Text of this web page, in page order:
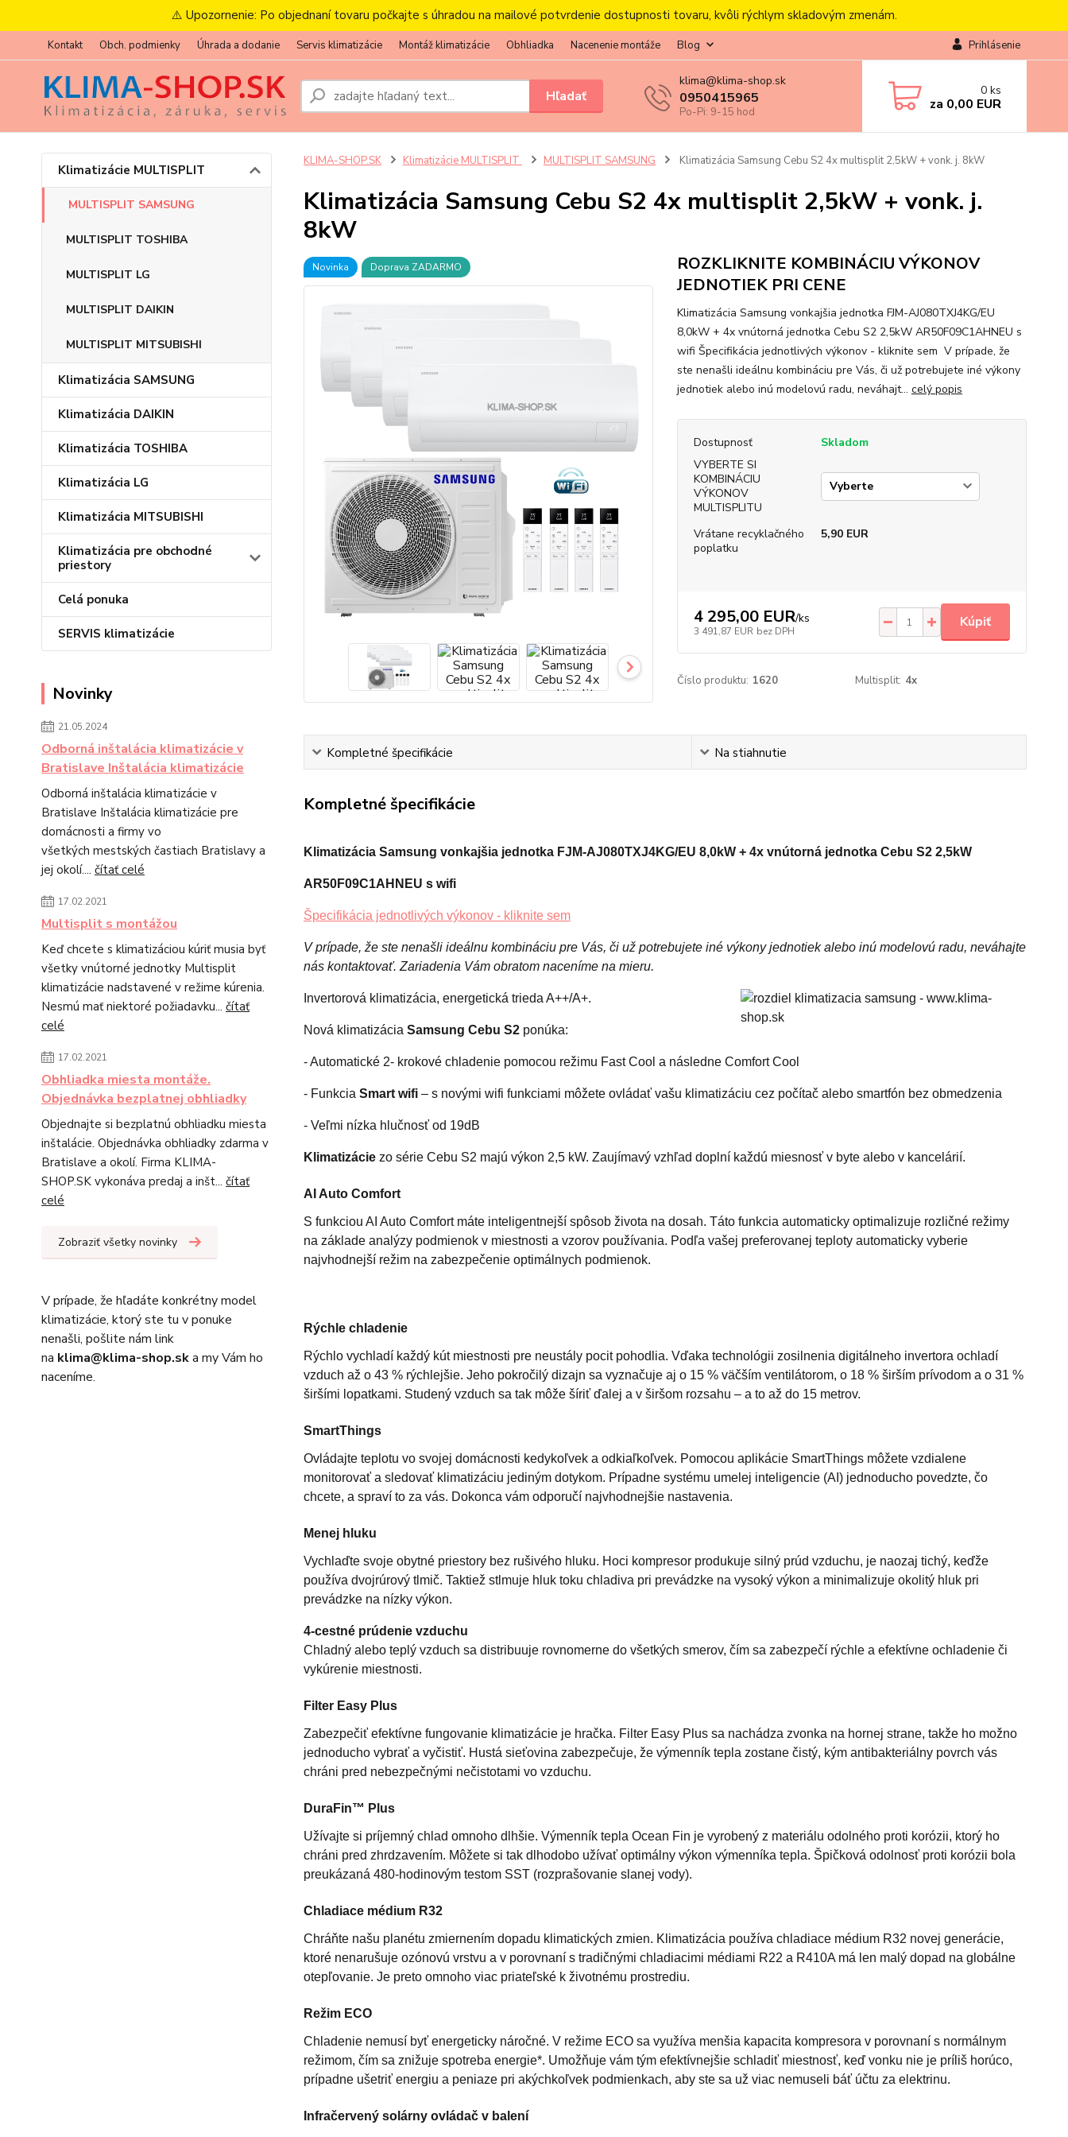
⚠️ Upozornenie: Po objednaní tovaru počkajte s úhradou na mailové potvrdenie dostupnosti tovaru, kvôli rýchlym skladovým zmenám.
Kontakt Obch. podmienky Úhrada a dodanie Servis klimatizácie Montáž klimatizácie Obhliadka Nacenenie montáže Blog Prihlásenie
Hľadať
klima@klima-shop.sk
0950415965
Po-Pi: 9-15 hod
0 ks
za 0,00 EUR
Klimatizácie MULTISPLIT
MULTISPLIT SAMSUNG
MULTISPLIT TOSHIBA
MULTISPLIT LG
MULTISPLIT DAIKIN
MULTISPLIT MITSUBISHI
Klimatizácia SAMSUNG
Klimatizácia DAIKIN
Klimatizácia TOSHIBA
Klimatizácia LG
Klimatizácia MITSUBISHI
Klimatizácia pre obchodné
priestory
Celá ponuka
SERVIS klimatizácie
Novinky
21.05.2024
Odborná inštalácia klimatizácie v
Bratislave Inštalácia klimatizácie
Odborná inštalácia klimatizácie v
Bratislave Inštalácia klimatizácie pre
domácnosti a firmy vo
všetkých mestských častiach Bratislavy a
jej okolí.... čítať celé
17.02.2021
Multisplit s montážou
Keď chcete s klimatizáciou kúriť musia byť
všetky vnútorné jednotky Multisplit
klimatizácie nadstavené v režime kúrenia.
Nesmú mať niektoré požiadavku... čítať
celé
17.02.2021
Obhliadka miesta montáže.
Objednávka bezplatnej obhliadky
Objednajte si bezplatnú obhliadku miesta
inštalácie. Objednávka obhliadky zdarma v
Bratislave a okolí. Firma KLIMA-
SHOP.SK vykonáva predaj a inšt... čítať
celé
Zobraziť všetky novinky
V prípade, že hľadáte konkrétny model
klimatizácie, ktorý ste tu v ponuke
nenašli, pošlite nám link
na klima@klima-shop.ska my Vám ho
naceníme.
KLIMA-SHOP.SK Klimatizácie MULTISPLIT MULTISPLIT SAMSUNG Klimatizácia Samsung Cebu S2 4x multisplit 2,5kW + vonk. j. 8kW
Klimatizácia Samsung Cebu S2 4x multisplit 2,5kW + vonk. j.
8kW
Novinka Doprava ZADARMO
ROZKLIKNITE KOMBINÁCIU VÝKONOV
JEDNOTIEK PRI CENE
Klimatizácia Samsung vonkajšia jednotka FJM-AJ080TXJ4KG/EU
8,0kW + 4x vnútorná jednotka Cebu S2 2,5kW AR50F09C1AHNEU s
wifi Špecifikácia jednotlivých výkonov - kliknite sem V prípade, že
ste nenašli ideálnu kombináciu pre Vás, či už potrebujete iné výkony
jednotiek alebo inú modelovú radu, neváhajt... celý popis
Dostupnosť
Skladom
VYBERTE SI
KOMBINÁCIU
VÝKONOV
MULTISPLITU
Vrátane recyklačného
poplatku
5,90 EUR
4 295,00 EUR/ks
3 491,87 EUR bez DPH
Kúpiť
Číslo produktu: 1620 Multisplit: 4x
Kompletné špecifikácie Na stiahnutie
Kompletné špecifikácie
Klimatizácia Samsung vonkajšia jednotka FJM-AJ080TXJ4KG/EU 8,0kW + 4x vnútorná jednotka Cebu S2 2,5kW
AR50F09C1AHNEU s wifi
Špecifikácia jednotlivých výkonov - kliknite sem
V prípade, že ste nenašli ideálnu kombináciu pre Vás, či už potrebujete iné výkony jednotiek alebo inú modelovú radu, neváhajte
nás kontaktovať. Zariadenia Vám obratom naceníme na mieru.
Invertorová klimatizácia, energetická trieda A++/A+.
Nová klimatizácia Samsung Cebu S2 ponúka:
- Automatické 2- krokové chladenie pomocou režimu Fast Cool a následne Comfort Cool
- Funkcia Smart wifi– s novými wifi funkciami môžete ovládať vašu klimatizáciu cez počítač alebo smartfón bez obmedzenia
- Veľmi nízka hlučnosť od 19dB
Klimatizácie zo série Cebu S2 majú výkon 2,5 kW. Zaujímavý vzhľad doplní každú miesnosť v byte alebo v kancelárií.
AI Auto Comfort
S funkciou AI Auto Comfort máte inteligentnejší spôsob života na dosah. Táto funkcia automaticky optimalizuje rozličné režimy
na základe analýzy podmienok v miestnosti a vzorov používania. Podľa vašej preferovanej teploty automaticky vyberie
najvhodnejší režim na zabezpečenie optimálnych podmienok.
Rýchle chladenie
Rýchlo vychladí každý kút miestnosti pre neustály pocit pohodlia. Vďaka technológii zosilnenia digitálneho invertora ochladí
vzduch až o 43 % rýchlejšie. Jeho pokročilý dizajn sa vyznačuje aj o 15 % väčším ventilátorom, o 18 % širším prívodom a o 31 %
širšími lopatkami. Studený vzduch sa tak môže šíriť ďalej a v širšom rozsahu – a to až do 15 metrov.
SmartThings
Ovládajte teplotu vo svojej domácnosti kedykoľvek a odkiaľkoľvek. Pomocou aplikácie SmartThings môžete vzdialene
monitorovať a sledovať klimatizáciu jediným dotykom. Prípadne systému umelej inteligencie (AI) jednoducho povedzte, čo
chcete, a spraví to za vás. Dokonca vám odporučí najvhodnejšie nastavenia.
Menej hluku
Vychlaďte svoje obytné priestory bez rušivého hluku. Hoci kompresor produkuje silný prúd vzduchu, je naozaj tichý, keďže
používa dvojrúrový tlmič. Taktiež stlmuje hluk toku chladiva pri prevádzke na vysoký výkon a minimalizuje okolitý hluk pri
prevádzke na nízky výkon.
4-cestné prúdenie vzduchu
Chladný alebo teplý vzduch sa distribuuje rovnomerne do všetkých smerov, čím sa zabezpečí rýchle a efektívne ochladenie či
vykúrenie miestnosti.
Filter Easy Plus
Zabezpečiť efektívne fungovanie klimatizácie je hračka. Filter Easy Plus sa nachádza zvonka na hornej strane, takže ho možno
jednoducho vybrať a vyčistiť. Hustá sieťovina zabezpečuje, že výmenník tepla zostane čistý, kým antibakteriálny povrch vás
chráni pred nebezpečnými nečistotami vo vzduchu.
DuraFin™ Plus
Užívajte si príjemný chlad omnoho dlhšie. Výmenník tepla Ocean Fin je vyrobený z materiálu odolného proti korózii, ktorý ho
chráni pred zhrdzavením. Môžete si tak dlhodobo užívať optimálny výkon výmenníka tepla. Špičková odolnosť proti korózii bola
preukázaná 480-hodinovým testom SST (rozprašovanie slanej vody).
Chladiace médium R32
Chráňte našu planétu zmiernením dopadu klimatických zmien. Klimatizácia používa chladiace médium R32 novej generácie,
ktoré nenarušuje ozónovú vrstvu a v porovnaní s tradičnými chladiacimi médiami R22 a R410A má len malý dopad na globálne
otepľovanie. Je preto omnoho viac priateľské k životnému prostrediu.
Režim ECO
Chladenie nemusí byť energeticky náročné. V režime ECO sa využíva menšia kapacita kompresora v porovnaní s normálnym
režimom, čím sa znižuje spotreba energie*. Umožňuje vám tým efektívnejšie schladiť miestnosť, keď vonku nie je príliš horúco,
prípadne ušetriť energiu a peniaze pri akýchkoľvek podmienkach, aby ste sa už viac nemuseli báť účtu za elektrinu.
Infračervený solárny ovládač v balení